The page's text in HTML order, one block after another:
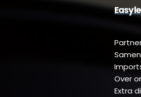
Over
Extra